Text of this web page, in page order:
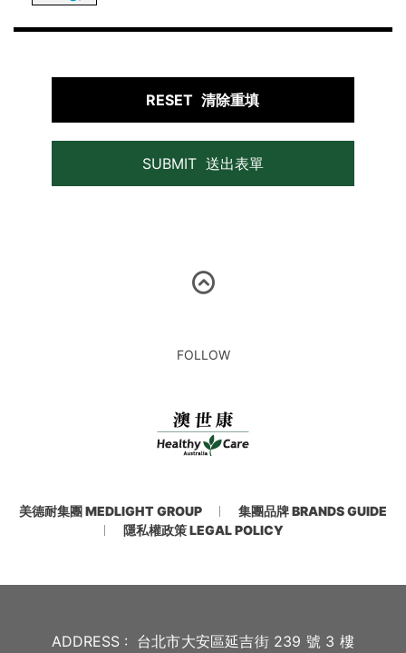
RESET 清除重填
SUBMIT 送出表單
美德耐集團 MEDLIGHT GROUP
集團品牌 BRANDS GUIDE
隱私權政策 LEGAL POLICY
FOLLOW
ADDRESS : 台北市大安區延吉街 239 號 3 樓